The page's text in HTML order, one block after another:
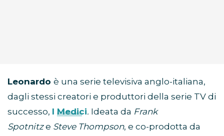
Leonardo è una serie televisiva anglo-italiana,
dagli stessi creatori e produttori della serie TV di
successo, I Medici. Ideata da Frank
Spotnitze Steve Thompson, e co-prodotta da